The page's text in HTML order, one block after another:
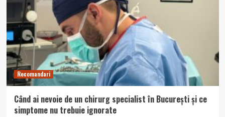
Recomandari
Când ai nevoie de un chirurg specialist în București și ce
simptome nu trebuie ignorate